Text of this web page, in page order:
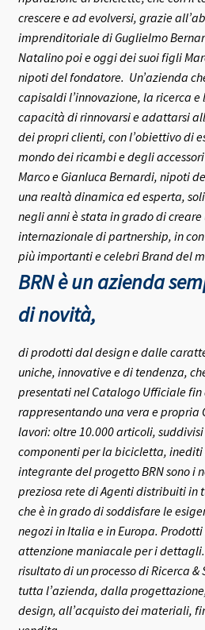
crescere e ad evolversi, grazie
imprenditoriale di Guglielmo
Natalino poi e oggi dei suoi figli
nipoti del fondatore. Un’azienda
capisaldi l’innovazione, la ricerca
capacità di rinnovarsi e adattarsi
dei propri clienti, con l’obiettivo di
mondo dei ricambi e degli
Marco e Gianluca Bernardi, nipoti
una realtà dinamica ed esperta,
negli anni è stata in grado di creare
internazionale di partnership, in
più importanti e celebri Brand del
BRN è un azienda
di novità,
di prodotti dal design e dalle
uniche, innovative e di tendenza,
presentati nel Catalogo Ufficiale fin
rappresentando una vera e
lavori: oltre 10.000 articoli,
componenti per la bicicletta, inediti
integrante del progetto BRN sono i
preziosa rete di Agenti distribuiti in
che è in grado di soddisfare le
negozi in Italia e in Europa. Prodotti
attenzione maniacale per i
risultato di un processo di Ricerca
tutta l’azienda, dalla
design, all’acquisto dei materiali,